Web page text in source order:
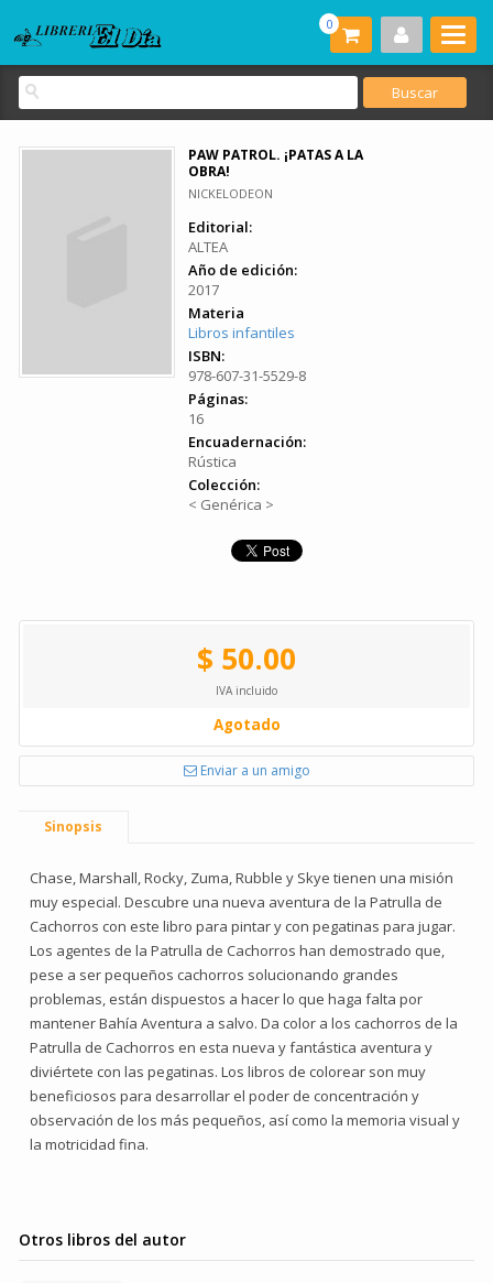
0
PAW PATROL. ¡PATAS A LA
OBRA!
NICKELODEON
Editorial:
ALTEA
Año de edición:
2017
Materia
Libros infantiles
ISBN:
978-607-31-5529-8
Páginas:
16
Encuadernación:
Rústica
Colección:
< Genérica >
$ 50.00
IVA incluido
Agotado
Enviar a un amigo
Sinopsis
Chase, Marshall, Rocky, Zuma, Rubble y Skye tienen una misión
muy especial. Descubre una nueva aventura de la Patrulla de
Cachorros con este libro para pintar y con pegatinas para jugar.
Los agentes de la Patrulla de Cachorros han demostrado que,
pese a ser pequeños cachorros solucionando grandes
problemas, están dispuestos a hacer lo que haga falta por
mantener Bahía Aventura a salvo. Da color a los cachorros de la
Patrulla de Cachorros en esta nueva y fantástica aventura y
diviértete con las pegatinas. Los libros de colorear son muy
beneficiosos para desarrollar el poder de concentración y
observación de los más pequeños, así como la memoria visual y
la motricidad fina.
Otros libros del autor